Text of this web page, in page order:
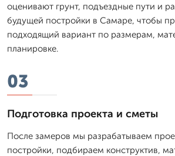
оценивают грунт, подъездные пути и
будущей постройки в Самаре, чтобы
подходящий вариант по размерам,
планировке.
03
Подготовка проекта и сметы
После замеров мы разрабатываем
постройки, подбираем конструктив,